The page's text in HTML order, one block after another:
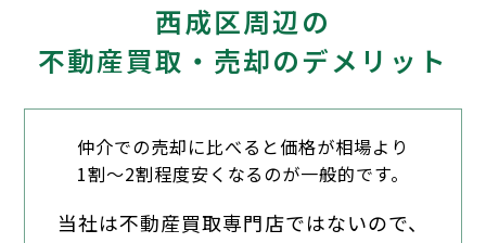
西成区周辺の
不動産買取・売却のデメリット
仲介での売却に比べると価格が相場より
1割～2割程度安くなるのが一般的です。
当社は不動産買取専門店ではないので、